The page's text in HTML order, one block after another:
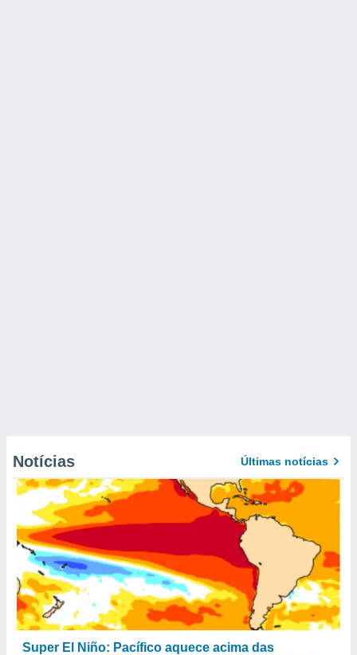
Notícias Últimas notícias
Super El Niño: Pacífico aquece acima das